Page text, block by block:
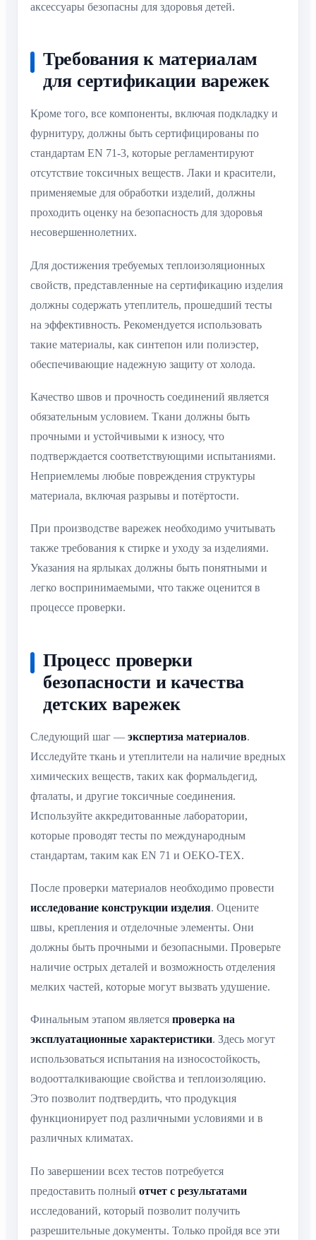
аксессуары безопасны для здоровья детей.
Требования к материалам
для сертификации варежек
Кроме того, все компоненты, включая подкладку и
фурнитуру, должны быть сертифицированы по
стандартам EN 71-3, которые регламентируют
отсутствие токсичных веществ. Лаки и красители,
применяемые для обработки изделий, должны
проходить оценку на безопасность для здоровья
несовершеннолетних.
Для достижения требуемых теплоизоляционных
свойств, представленные на сертификацию изделия
должны содержать утеплитель, прошедший тесты
на эффективность. Рекомендуется использовать
такие материалы, как синтепон или полиэстер,
обеспечивающие надежную защиту от холода.
Качество швов и прочность соединений является
обязательным условием. Ткани должны быть
прочными и устойчивыми к износу, что
подтверждается соответствующими испытаниями.
Неприемлемы любые повреждения структуры
материала, включая разрывы и потёртости.
При производстве варежек необходимо учитывать
также требования к стирке и уходу за изделиями.
Указания на ярлыках должны быть понятными и
легко воспринимаемыми, что также оценится в
процессе проверки.
Процесс проверки
безопасности и качества
детских варежек
Следующий шаг — экспертиза материалов.
Исследуйте ткань и утеплители на наличие вредных
химических веществ, таких как формальдегид,
фталаты, и другие токсичные соединения.
Используйте аккредитованные лаборатории,
которые проводят тесты по международным
стандартам, таким как EN 71 и OEKO-TEX.
После проверки материалов необходимо провести
исследование конструкции изделия. Оцените
швы, крепления и отделочные элементы. Они
должны быть прочными и безопасными. Проверьте
наличие острых деталей и возможность отделения
мелких частей, которые могут вызвать удушение.
Финальным этапом является проверка на
эксплуатационные характеристики. Здесь могут
использоваться испытания на износостойкость,
водоотталкивающие свойства и теплоизоляцию.
Это позволит подтвердить, что продукция
функционирует под различными условиями и в
различных климатах.
По завершении всех тестов потребуется
предоставить полный отчет с результатами
исследований, который позволит получить
разрешительные документы. Только пройдя все эти